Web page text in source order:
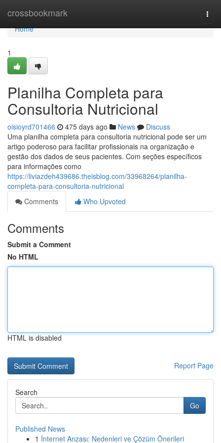
crossbookmark
Home
Home
1
Planilha Completa para
Consultoria Nutricional
oisioyrd701466 475 days ago News
Discuss
Uma planilha completa para consultoria nutricional pode ser um
artigo poderoso para facilitar profissionais na organização e
gestão dos dados de seus pacientes. Com seções específicos
para informações como
https://liviazdeh439686.theisblog.com/33968264/planilha-
completa-para-consultoria-nutricional
Comments
Who Upvoted
Comments
Submit a Comment
No HTML
HTML is disabled
Report Page
Search
Go
Published News
1 İnternet Arızası: Nedenleri ve Çözüm Önerileri